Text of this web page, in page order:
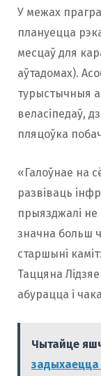
У межах
плануецца
месцаў для
аўтадомах).
турыстычныя
веласіпедаў,
пляцоўка
«Галоўнае на
развіваць
прыязджалі не
значна больш
старшыні
Таццяна
абурацца і
Чытайце
задыхаецца